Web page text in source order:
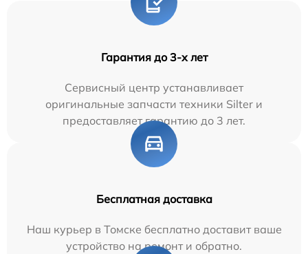
Гарантия до 3-х лет
Сервисный центр устанавливает
оригинальные запчасти техники Silter и
предоставляет гарантию до 3 лет.
Бесплатная доставка
Наш курьер в Томске бесплатно доставит ваше
устройство на ремонт и обратно.